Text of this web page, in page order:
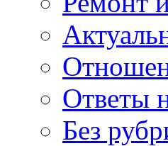
Ответы
Без